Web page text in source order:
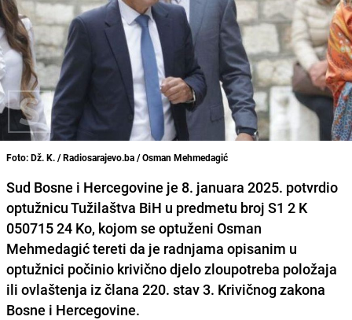
Foto: Dž. K. / Radiosarajevo.ba / Osman Mehmedagić
Sud Bosne i Hercegovine je 8. januara 2025. potvrdio
optužnicu Tužilaštva BiH u predmetu broj S1 2 K
050715 24 Ko, kojom se optuženi Osman
Mehmedagić tereti da je radnjama opisanim u
optužnici počinio krivično djelo zloupotreba položaja
ili ovlaštenja iz člana 220. stav 3. Krivičnog zakona
Bosne i Hercegovine.